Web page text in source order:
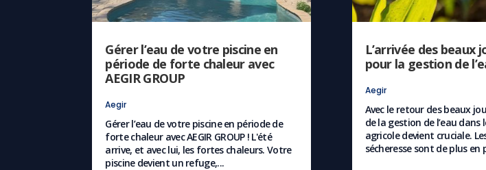
Gérer l’eau de votre piscine en
période de forte chaleur avec
AEGIR GROUP
Aegir
Gérer l’eau de votre piscine en période de
forte chaleur avec AEGIR GROUP ! L'été
arrive, et avec lui, les fortes chaleurs. Votre
piscine devient un refuge,...
L’arrivée des beaux
pour la gestion de
Aegir
Avec le retour des beaux
de la gestion de l’eau dans
agricole devient cruciale.
sécheresse sont de plus en